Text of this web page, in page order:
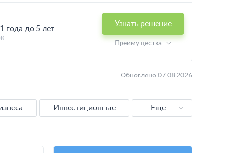
года до 5 лет
Узнать решение
Преимущества
Обновлено 07.08.2026
Инвестиционные
Еще
РКО